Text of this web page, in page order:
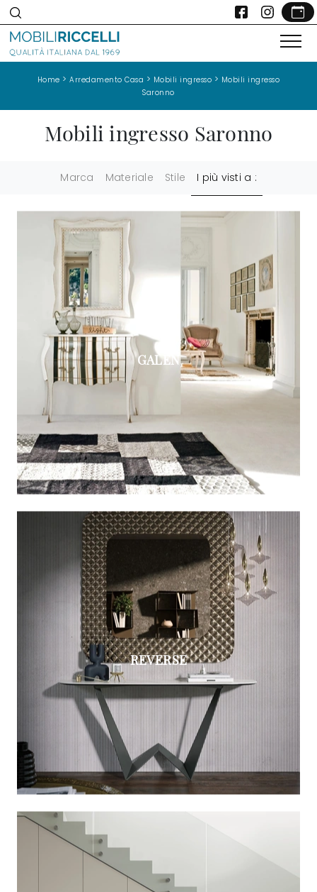
Home >Arredamento Casa > Mobili ingresso > Mobili ingresso
Saronno
Mobili ingresso Saronno
Marca Materiale Stile I più visti a :
GALEN
REVERSE